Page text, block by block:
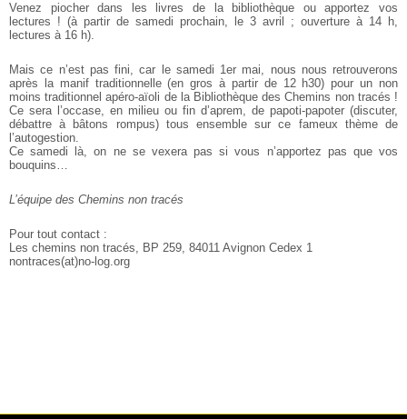
Venez piocher dans les livres de la bibliothèque ou apportez vos
lectures ! (à partir de samedi prochain, le 3 avril ; ouverture à 14 h,
lectures à16 h).
Mais ce n’est pas fini, car le samedi 1er mai, nous nous retrouverons
après la manif traditionnelle (en gros à partir de 12 h30) pour un non
moins traditionnel apéro-aïoli de la Bibliothèque des Chemins non tracés !
Ce sera l’occase, en milieu ou fin d’aprem, de papoti-papoter (discuter,
débattre à bâtons rompus) tous ensemble sur ce fameux thème de
l’autogestion.
Ce samedi là, on ne se vexera pas si vous n’apportez pas que vos
bouquins…
L’équipe des Chemins non tracés
Pour tout contact :
Les chemins non tracés, BP 259, 84011 Avignon Cedex 1
nontraces(at)no-log.org